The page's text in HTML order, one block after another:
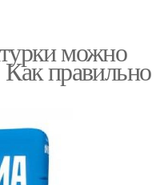
можно
правильно